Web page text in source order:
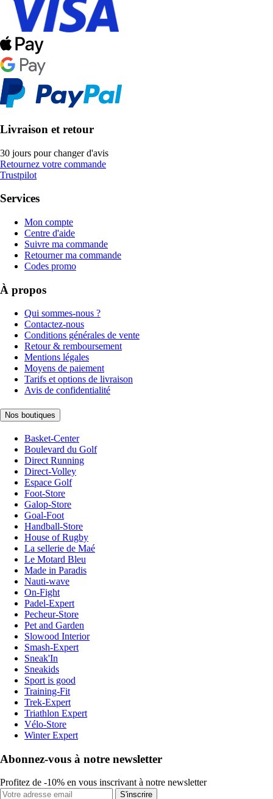
Livraison et retour
30 jours pour changer d'avis
Retournez votre commande
Trustpilot
Services
Mon compte
Centre d'aide
Suivre ma commande
Retourner ma commande
Codes promo
À propos
Qui sommes-nous ?
Contactez-nous
Conditions générales de vente
Retour & remboursement
Mentions légales
Moyens de paiement
Tarifs et options de livraison
Avis de confidentialité
Nos boutiques
Basket-Center
Boulevard du Golf
Direct Running
Direct-Volley
Espace Golf
Foot-Store
Galop-Store
Goal-Foot
Handball-Store
House of Rugby
La sellerie de Maé
Le Motard Bleu
Made in Paradis
Nauti-wave
On-Fight
Padel-Expert
Pecheur-Store
Pet and Garden
Slowood Interior
Smash-Expert
Sneak'In
Sneakids
Sport is good
Training-Fit
Trek-Expert
Triathlon Expert
Vélo-Store
Winter Expert
Abonnez-vous à notre newsletter
Profitez de -10% en vous inscrivant à notre newsletter
S'inscrire